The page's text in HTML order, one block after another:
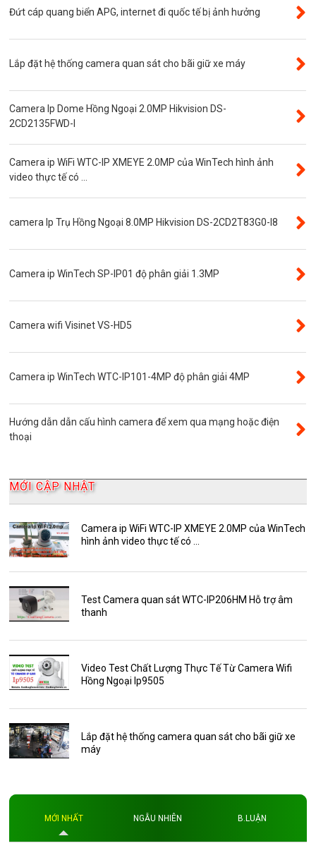
Phụ kiện camera
Độ phân giải 3.0MP
Camera CVI WinTech
Camera ngụy trang
Đầu ghi camera ip
Giới thiệu
VR Camera
YooSee
AKwell
Bảng Báo Giá AKwell
Bộ Camera Quan sát
Camera Zoom
HDParagon
Phụ Kiện Điện Thoại AKwell
Pin Sạc dự phòng AKwell
Thông báo
Thẻ nhớ 16GB
Thẻ nhớ 32GB
Thẻ nhớ 64GB
Thẻ nhớ AKwell
Thủ thuật
Độ phân giải
Độ phân giải 4MP
Đứt cáp quang biển APG, internet đi quốc tế bị ảnh hưởng
Lắp đặt hệ thống camera quan sát cho bãi giữ xe máy
Camera Ip Dome Hồng Ngoại 2.0MP Hikvision DS-
2CD2135FWD-I
Camera ip WiFi WTC-IP XMEYE 2.0MP của WinTech hình ảnh
video thực tế có ...
camera Ip Trụ Hồng Ngoại 8.0MP Hikvision DS-2CD2T83G0-I8
Camera ip WinTech SP-IP01 độ phân giải 1.3MP
Camera wifi Visinet VS-HD5
Camera ip WinTech WTC-IP101-4MP độ phân giải 4MP
Hướng dẫn dẫn cấu hình camera để xem qua mạng hoặc điện
thoại
MỚI CẬP NHẬT
Camera ip WiFi WTC-IP XMEYE 2.0MP của WinTech
hình ảnh video thực tế có ...
Test Camera quan sát WTC-IP206HM Hỗ trợ âm
thanh
Video Test Chất Lượng Thực Tế Từ Camera Wifi
Hồng Ngoại Ip9505
Lắp đặt hệ thống camera quan sát cho bãi giữ xe
máy
MỚI NHẤT NGẪU NHIÊN B.LUẬN